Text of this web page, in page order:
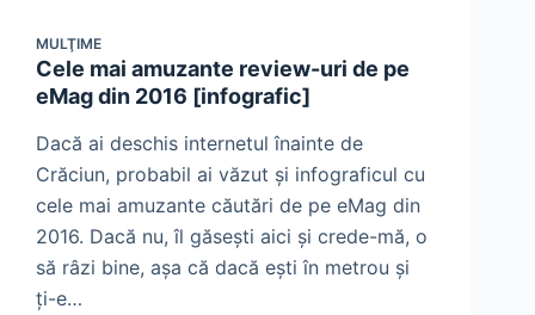
MULŢIME
Cele mai amuzante review-uri de pe
eMag din 2016 [infografic]
Dacă ai deschis internetul înainte de
Crăciun, probabil ai văzut și infograficul cu
cele mai amuzante căutări de pe eMag din
2016. Dacă nu, îl găsești aici și crede-mă, o
să râzi bine, așa că dacă ești în metrou și
ți-e…